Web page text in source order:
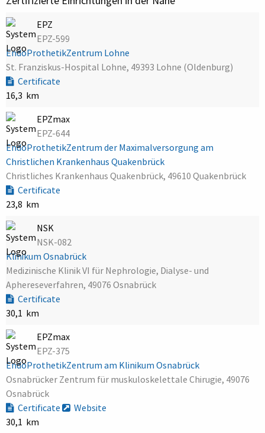
EPZ
EPZ-599
EndoProthetikZentrum Lohne
St. Franziskus-Hospital Lohne, 49393 Lohne (Oldenburg)
Certificate
16,3 km
EPZmax
EPZ-644
EndoProthetikZentrum der Maximalversorgung am
Christlichen Krankenhaus Quakenbrück
Christliches Krankenhaus Quakenbrück, 49610 Quakenbrück
Certificate
23,8 km
NSK
NSK-082
Klinikum Osnabrück
Medizinische Klinik VI für Nephrologie, Dialyse- und
Aphereseverfahren, 49076 Osnabrück
Certificate
30,1 km
EPZmax
EPZ-375
EndoProthetikZentrum am Klinikum Osnabrück
Osnabrücker Zentrum für muskuloskelettale Chirugie, 49076
Osnabrück
Certificate
Website
30,1 km